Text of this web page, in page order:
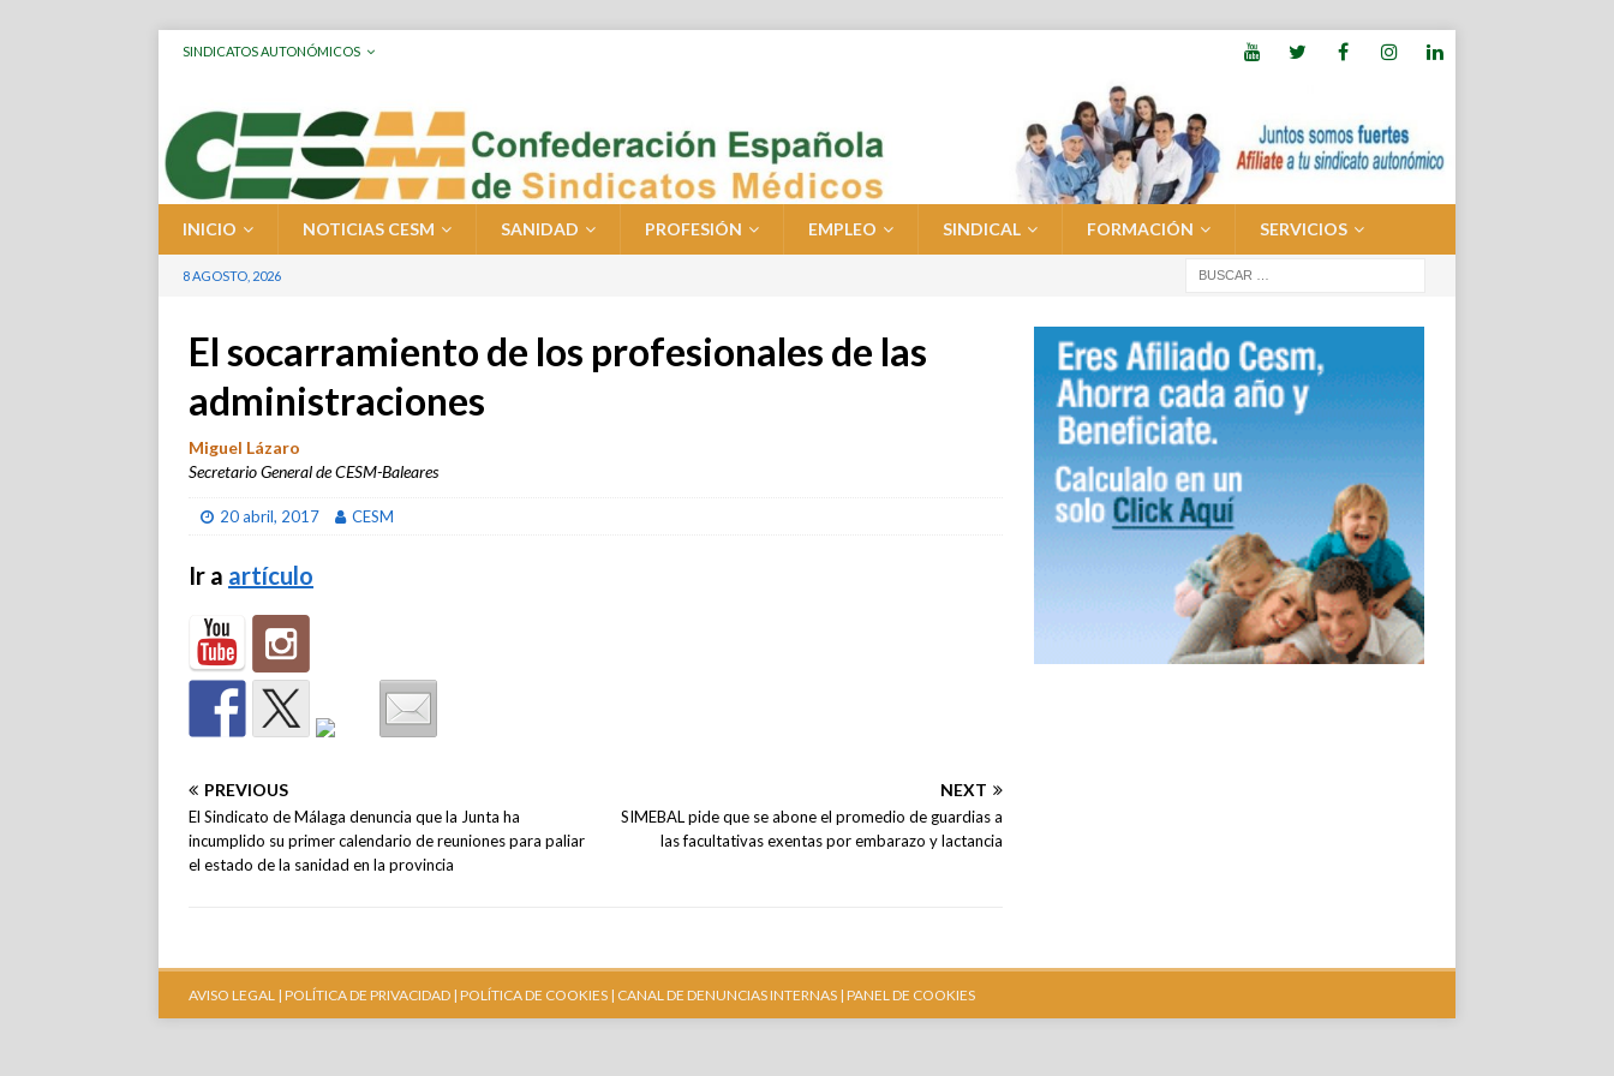
SINDICATOS AUTONÓMICOS
INICIO NOTICIAS CESM SANIDAD PROFESIÓN EMPLEO SINDICAL FORMACIÓN SERVICIOS
8 AGOSTO, 2026
El socarramiento de los profesionales de las
administraciones
Miguel Lázaro
Secretario General de CESM-Baleares
20 abril, 2017 CESM
Ir a artículo
PREVIOUS
El Sindicato de Málaga denuncia que la Junta ha
incumplido su primer calendario de reuniones para paliar
el estado de la sanidad en la provincia
NEXT
SIMEBAL pide que se abone el promedio de guardias a
las facultativas exentas por embarazo y lactancia
AVISO LEGAL | POLÍTICA DE PRIVACIDAD | POLÍTICA DE COOKIES | CANAL DE DENUNCIAS INTERNAS | PANEL DE COOKIES